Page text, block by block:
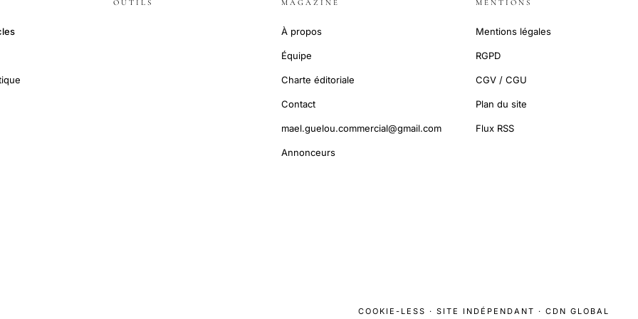
OUTILS MAGAZINE
À propos
Équipe
Charte éditoriale
Contact
mael.guelou.commercial@gmail.com
Annonceurs
MENTIONS
Mentions légales
RGPD
CGV / CGU
Plan du site
Flux RSS
COOKIE-LESS · SITE INDÉPENDANT · CDN GLOBAL